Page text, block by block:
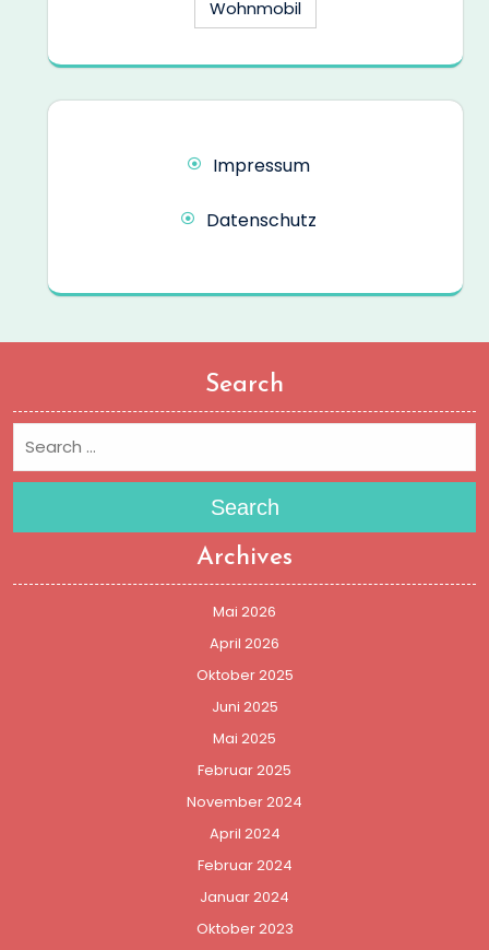
Wohnmobil
Impressum
Datenschutz
Search
Search
Archives
Mai 2026
April 2026
Oktober 2025
Juni 2025
Mai 2025
Februar 2025
November 2024
April 2024
Februar 2024
Januar 2024
Oktober 2023